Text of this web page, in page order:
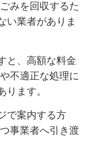
みを回収するた
い業者がありま
と、高額な料金
不適正な処理に
ります。
で案内する方
事業者へ引き渡